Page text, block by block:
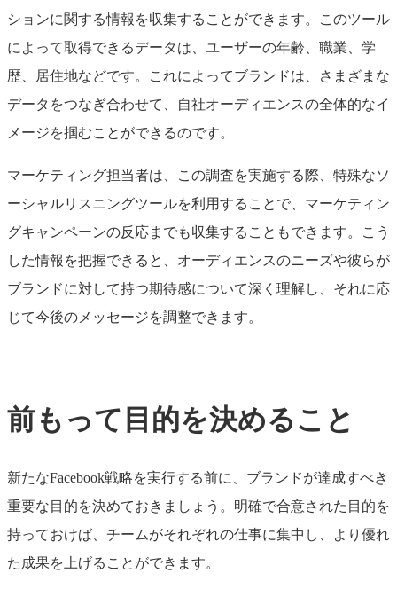
ションに関する情報を収集することができます。このツール
によって取得できるデータは、ユーザーの年齢、職業、学
歴、居住地などです。これによってブランドは、さまざまな
データをつなぎ合わせて、自社オーディエンスの全体的なイ
メージを掴むことができるのです。
マーケティング担当者は、この調査を実施する際、特殊なソ
ーシャルリスニングツールを利用することで、マーケティン
グキャンペーンの反応までも収集することもできます。こう
した情報を把握できると、オーディエンスのニーズや彼らが
ブランドに対して持つ期待感について深く理解し、それに応
じて今後のメッセージを調整できます。
前もって目的を決めること
新たなFacebook戦略を実行する前に、ブランドが達成すべき
重要な目的を決めておきましょう。明確で合意された目的を
持っておけば、チームがそれぞれの仕事に集中し、より優れ
た成果を上げることができます。